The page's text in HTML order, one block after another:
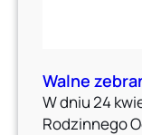
Walne
W dniu 24
Rodzinnego